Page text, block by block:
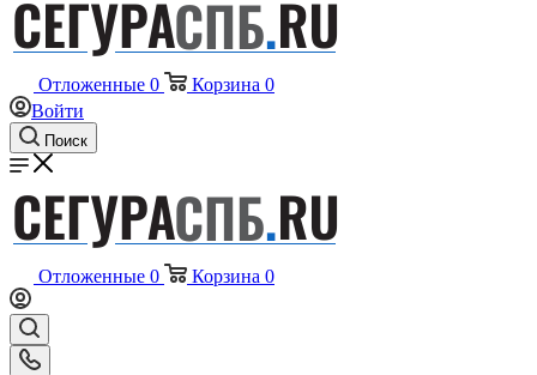
Отложенные 0 Корзина 0
Войти
Поиск
Отложенные 0 Корзина 0